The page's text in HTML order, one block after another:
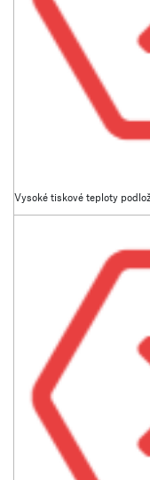
Vysoké tiskové teploty